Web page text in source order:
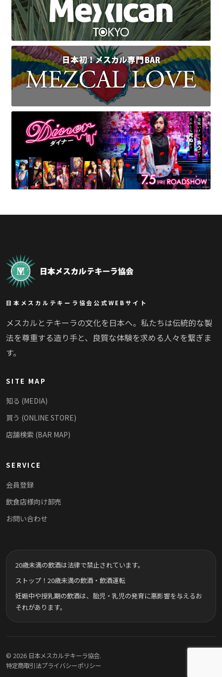
日本メスカルテキーラ協会公式WEBサイト
メスカルとテキーラの文化を日本へ。私たちは伝統的な製
法を尊重する造り手と、良質な体験を求める人々を繋ぎま
す。
SITE MAP
知る (MEDIA)
買う (ONLINE STORE)
店舗検索 (BAR MAP)
SERVICE
会員登録
飲食店様向け卸売
お問い合わせ
20歳未満の飲酒は法律で禁止されています。
ストップ！20歳未満の飲酒・飲酒運転
妊娠中や授乳期の飲酒は、胎児・乳児の発育に悪影響を与えるお
それがあります。
© 2026 日本メスカルテキーラ協会.
特定商取引法プライバシーポリシー